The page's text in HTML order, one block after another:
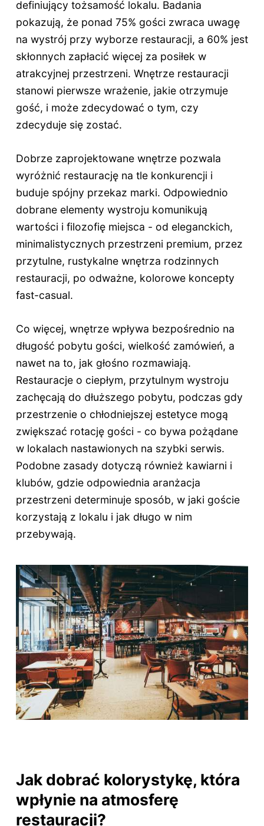
definiujący tożsamość lokalu. Badania
pokazują, że ponad 75% gości zwraca uwagę
na wystrój przy wyborze restauracji, a 60% jest
skłonnych zapłacić więcej za posiłek w
atrakcyjnej przestrzeni. Wnętrze restauracji
stanowi pierwsze wrażenie, jakie otrzymuje
gość, i może zdecydować o tym, czy
zdecyduje się zostać.
Dobrze zaprojektowane wnętrze pozwala
wyróżnić restaurację na tle konkurencji i
buduje spójny przekaz marki. Odpowiednio
dobrane elementy wystroju komunikują
wartości i filozofię miejsca - od eleganckich,
minimalistycznych przestrzeni premium, przez
przytulne, rustykalne wnętrza rodzinnych
restauracji, po odważne, kolorowe koncepty
fast-casual.
Co więcej, wnętrze wpływa bezpośrednio na
długość pobytu gości, wielkość zamówień, a
nawet na to, jak głośno rozmawiają.
Restauracje o ciepłym, przytulnym wystroju
zachęcają do dłuższego pobytu, podczas gdy
przestrzenie o chłodniejszej estetyce mogą
zwiększać rotację gości - co bywa pożądane
w lokalach nastawionych na szybki serwis.
Podobne zasady dotyczą również kawiarni i
klubów, gdzie odpowiednia aranżacja
przestrzeni determinuje sposób, w jaki goście
korzystają z lokalu i jak długo w nim
przebywają.
Jak dobrać kolorystykę, która
wpłynie na atmosferę
restauracji?